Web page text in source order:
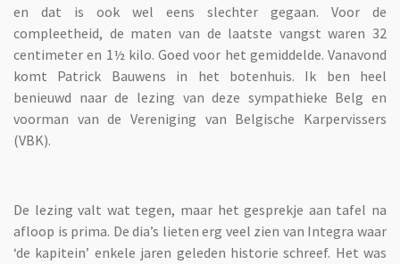
en dat is ook wel eens slechter gegaan. Voor de
compleetheid, de maten van de laatste vangst waren 32
centimeter en 1½ kilo. Goed voor het gemiddelde. Vanavond
komt Patrick Bauwens in het botenhuis. Ik ben heel
benieuwd naar de lezing van deze sympathieke Belg en
voorman van de Vereniging van Belgische Karpervissers
(VBK).
De lezing valt wat tegen, maar het gesprekje aan tafel na
afloop is prima. De dia’s lieten erg veel zien van Integra waar
‘de kapitein’ enkele jaren geleden historie schreef. Het was